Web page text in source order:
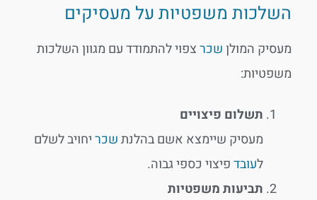
השלכות משפטיות על מעסיקים
מעסיק המולןשכרצפוי להתמודד עם מגוון השלכות
משפטיות:
תשלום פיצויים
מעסיק שיימצא אשם בהלנתשכריחויב לשלם
לעובדפיצוי כספי גבוה.
תביעות משפטיות